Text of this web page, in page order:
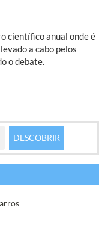
científico anual onde é
a cabo pelos
o debate.